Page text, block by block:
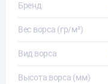
Бренд
Вес ворса (гр/м²)
Вид ворса
Высота ворса (мм)